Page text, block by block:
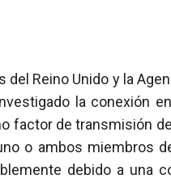
Reino Unido y la
la conexión
factor de transmisión del
o ambos miembros
debido a una